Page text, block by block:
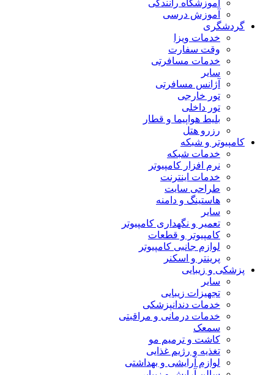
آموزشگاه رانندگی
آموزش درسی
گردشگری
خدمات ویزا
وقت سفارت
خدمات مسافرتی
سایر
آژانس مسافرتی
تور خارجی
تور داخلی
بلیط هواپیما و قطار
رزرو هتل
کامپیوتر و شبکه
خدمات شبکه
نرم افزار کامپیوتر
خدمات اینترنت
طراحی سایت
هاستینگ و دامنه
سایر
تعمیر و نگهداری کامپیوتر
کامپیوتر و قطعات
لوازم جانبی کامپیوتر
پرینتر و اسکنر
پزشکی و زیبایی
سایر
تجهیزات زیبایی
خدمات دندانپزشکی
خدمات درمانی و مراقبتی
سمعک
کاشت و ترمیم مو
تغذیه و رژیم غذایی
لوازم آرایشی و بهداشتی